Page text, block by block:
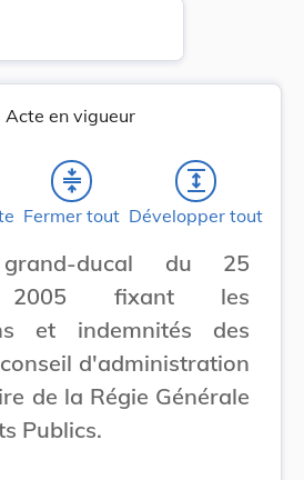
Acte en vigueur
compress
Fermer tout
expand
Développer tout
grand-ducal du 25
2005 fixant les
et indemnités des
d'administration
de la Régie Générale
Publics.